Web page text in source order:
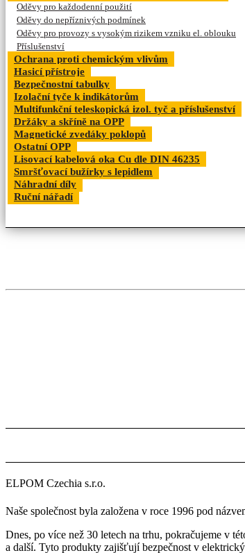
Oděvy pro každodenní použití
Oděvy do nepříznivých podmínek
Oděvy pro provozy s vysokým rizikem vzniku el. oblouku
Příslušenství
Ochrana proti chemickým vlivům
Hasicí přístroje
Bezpečnostní tabulky
Izolační tyče k indikátorům
Multifunkční teleskopická izol. tyč a příslušenství
Držáky a skříně na OPP
Magnetické zvedáky poklopů
Ostatní OPP
Lisovací kabelová oka Cu dle DIN 46235
Smršťovací bužírky s lepidlem
Náhradní díly
Ruční nářadí
ELPOM Czechia s.r.o.
Naše společnost byla založena v roce 1996 pod
Dnes, po více než 30 letech na trhu, pokračujeme v
a další. Tyto produkty zajišťují bezpečnost v